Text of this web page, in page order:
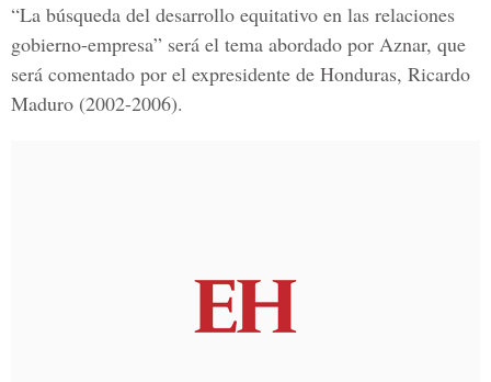
“La búsqueda del desarrollo equitativo en las relaciones
gobierno-empresa” será el tema abordado por Aznar, que
será comentado por el expresidente de Honduras, Ricardo
Maduro (2002-2006).